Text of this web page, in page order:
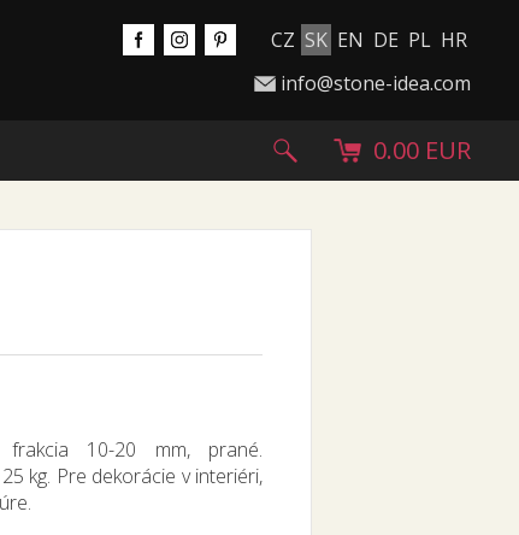
CZ SK EN DE PL HR
info@stone-idea.com
0.00 EUR
frakcia 10-20 mm, prané.
kg. Pre dekorácie v interiéri,